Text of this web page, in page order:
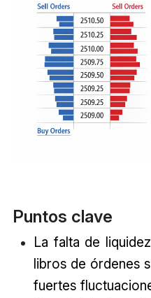
Puntos clave
La falta de
libros de órdenes
fuertes